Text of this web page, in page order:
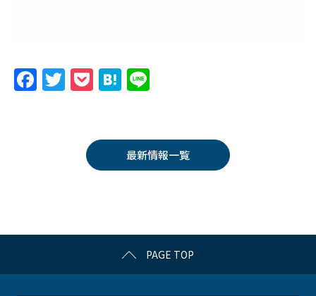
F
k
T
er
P
k
et
H
n
a
最新情報一覧
PAGE TOP